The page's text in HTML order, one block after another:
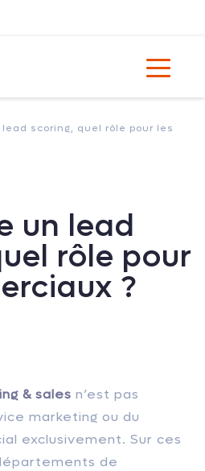
scoring, quel rôle pour les
un lead
rôle pour
?
& sales n’est pas
marketing ou du
exclusivement. Sur ces
de